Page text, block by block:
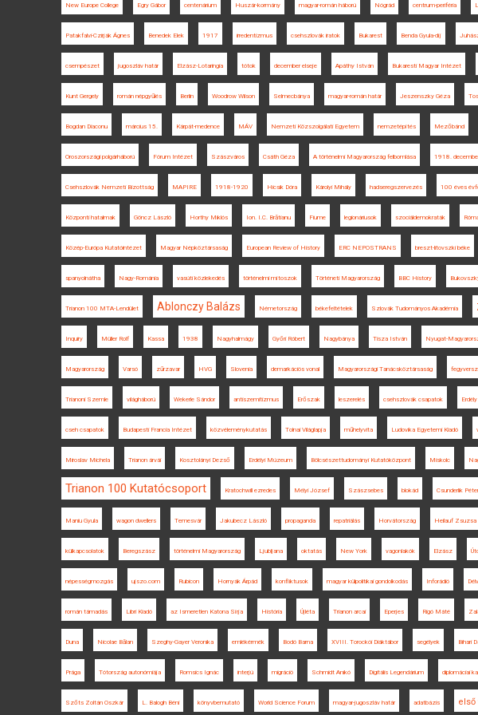
New Europe College Egry Gábor centenárium Huszár-kormány magyar-román háború Nógrád centrum-periféria
Patakfalvi-Czirják Ágnes Benedek Elek 1917 irredentizmus csehszlovák iratok Bukarest Benda Gyula-díj
csempészet jugoszláv határ Elzász-Lotaringia tótok december elseje Apáthy István Bukaresti Magyar Intézet
Kunt Gergely román népgyűlés Berlin Woodrow Wilson Selmecbánya magyar-román határ Jeszenszky Géza
Bogdan Diaconu március 15. Kárpát-medence MÁV Nemzeti Közszolgálati Egyetem nemzetépítés Mezőbánd
Oroszországi polgárháború Fórum Intézet Szászváros Csáth Géza A történelmi Magyarország felbomlása 1918. december
Csehszlovák Nemzeti Bizottság MAPIRE 1918-1920 Hicsik Dóra Károlyi Mihály hadseregszervezés 100 éves
Központi hatalmak Göncz László Horthy Miklós Ion. I.C. Brătianu Fiume legionáriusok szociáldemokraták
Közép-Európa Kutatóintézet Magyar Népköztársaság European Review of History ERC NEPOSTRANS breszt-litovszki béke
spanyolnátha Nagy-Románia vasúti közlekedés történelmi mítoszok Történeti Magyarország BBC History
Trianon 100 MTA-Lendület Ablonczy Balázs Németország békefeltételek Szlovák Tudományos Akadémia
Inquiry Müller Rolf Kassa 1938 Nagyhalmágy Győri Róbert Nagybánya Tisza István Nyugat-
Magyarország Varsó zűrzavar HVG Slovenia demarkációs vonal Magyarországi Tanácsköztársaság
Trianoni Szemle világháború Wekerle Sándor antiszemitizmus Erőszak leszerelés csehszlovák csapatok Erdély
cseh csapatok Budapesti Francia Intézet közvéleménykutatás Tolnai Világlapja műhelyvita Ludovika Egyetemi Kiadó
Miroslav Michela Trianon árvái Kosztolányi Dezső Erdélyi Múzeum Bölcsészettudományi Kutatóközpont Miskolc
Trianon 100 Kutatócsoport Kratochwill ezredes Mélyi József Szászsebes blokád Csunderlik Péter
Maniu Gyula wagon dwellers Temesvár Jakubecz László propaganda repatriálás Horvátország Heilauf Zsuzsa
külkapcsolatok Beregszász történelmi Magyarország Ljubljana oktatás New York vagonlakók Elzász
népességmozgás ujszo.com Rubicon Hornyák Árpád konfliktusok magyar külpolitikai gondolkodás Inforádió
román támadás Libri Kiadó az Ismeretlen Katona Sírja História Újléta Trianon arcai Eperjes Rigó Máté
Duna Nicolae Bălan Szeghy-Gayer Veronika emlékérmék Bodó Barna XVIII. Torockói Diáktábor segélyek Bihari
Prága Tótország autonómiája Romsics Ignác interjú migráció Schmidt Anikó Digitális Legendárium diplomáciai
Szőts Zoltán Oszkár L. Balogh Béni könyvbemutató World Science Forum magyar-jugoszláv határ adatbázis első